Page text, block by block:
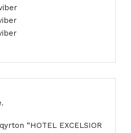
“HOTEL EXCELSIOR